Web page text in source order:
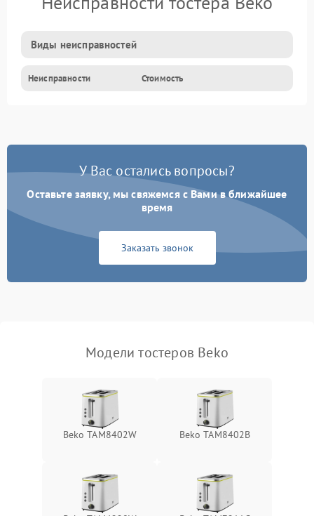
Виды неисправностей
Неисправности Стоимость
У Вас остались вопросы?
Оставьте заявку, мы свяжемся с Вами в ближайшее
время
Заказать звонок
Модели тостеров Beko
Beko TAM8402W Beko TAM8402B